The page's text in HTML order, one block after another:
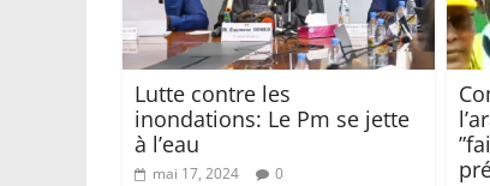
Lutte contre les
inondations: Le Pm se jette
à l’eau
mai 17, 2024 0